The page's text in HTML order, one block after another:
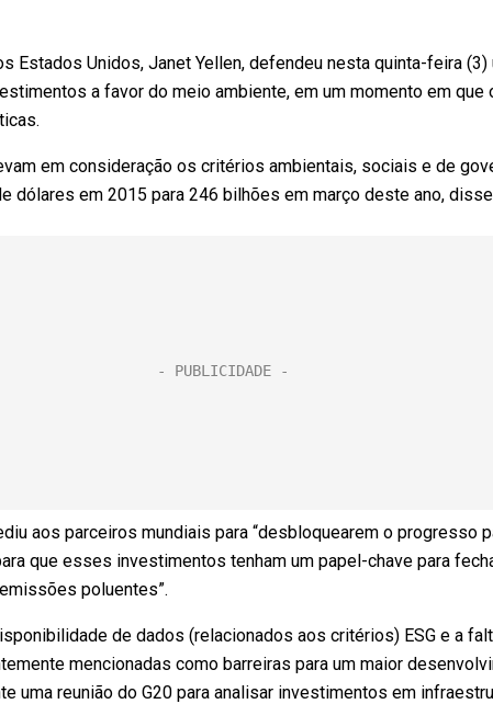
Estados Unidos, Janet Yellen, defendeu nesta quinta-feira
a favor do meio ambiente, em um momento em que
em consideração os critérios ambientais, sociais e de
dólares em 2015 para 246 bilhões em março deste ano, disse
aos parceiros mundiais para “desbloquearem o progresso
que esses investimentos tenham um papel-chave para
poluentes”.
de dados (relacionados aos critérios) ESG e a
mencionadas como barreiras para um maior
uma reunião do G20 para analisar investimentos em